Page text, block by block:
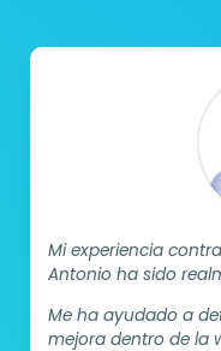
Mi experiencia
Antonio ha sido
Me ha ayudado a
mejora dentro de la